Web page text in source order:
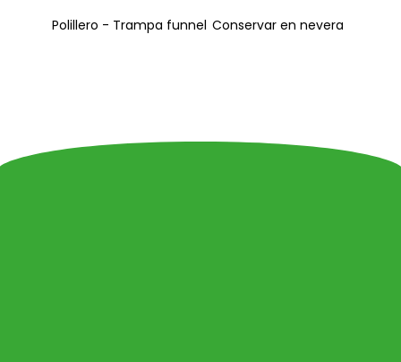
Polillero - Trampa funnel Conservar en nevera